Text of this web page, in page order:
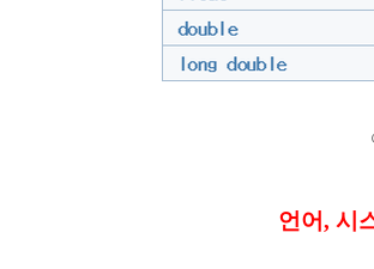
언어, 시